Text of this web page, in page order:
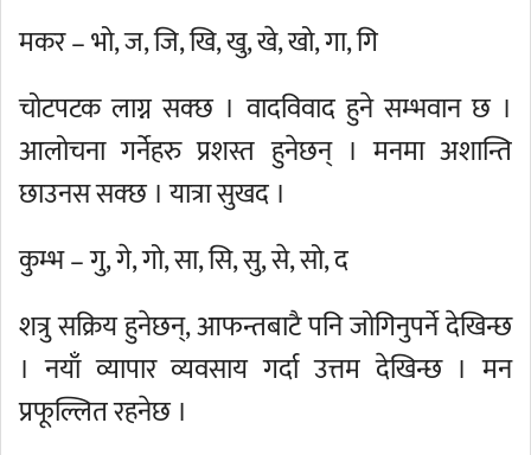
मकर – भो, ज, जि, खि, खु, खे, खो, गा, गि
चोटपटक लाग्न सक्छ । वादविवाद हुने सम्भवान छ ।
आलोचना गर्नेहरु प्रशस्त हुनेछन् । मनमा अशान्ति
छाउनस सक्छ । यात्रा सुखद ।
कुम्भ – गु, गे, गो, सा, सि, सु, से, सो, द
शत्रु सक्रिय हुनेछन्, आफन्तबाटै पनि जोगिनुपर्ने देखिन्छ
। नयाँ व्यापार व्यवसाय गर्दा उत्तम देखिन्छ । मन
प्रफूल्लित रहनेछ ।